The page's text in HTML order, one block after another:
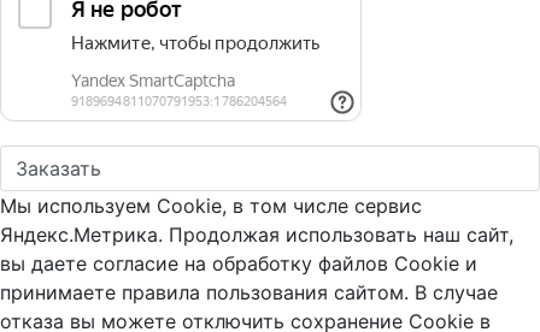
Мы используем Cookie, в том числе сервис
Яндекс.Метрика. Продолжая использовать наш сайт,
вы даете согласие на обработку файлов Cookie и
принимаете правила пользования сайтом. В случае
отказа вы можете отключить сохранение Cookie в